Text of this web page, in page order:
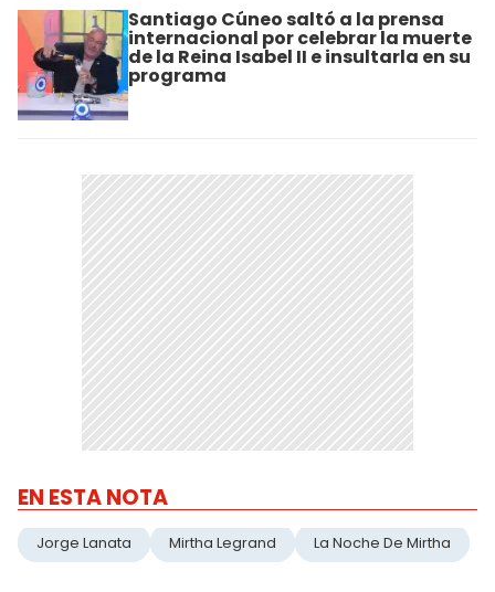
Santiago Cúneo saltó a la prensa
internacional por celebrar la muerte
de la Reina Isabel II e insultarla en su
programa
EN ESTA NOTA
Jorge Lanata Mirtha Legrand La Noche De Mirtha